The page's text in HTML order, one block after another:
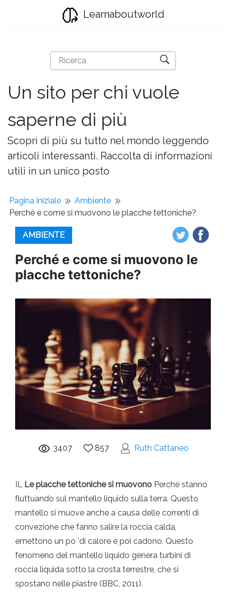
Learnaboutworld
Un sito per chi vuole
saperne di più
Scopri di più su tutto nel mondo leggendo
articoli interessanti. Raccolta di informazioni
utili in un unico posto
Pagina iniziale
Ambiente
Perché e come si muovono le placche tettoniche?
AMBIENTE
Perché e come si muovono le
placche tettoniche?
3407 857 Ruth Cattaneo
IL Le placche tettoniche si muovono Perché stanno
fluttuando sul mantello liquido sulla terra. Questo
mantello si muove anche a causa delle correnti di
convezione che fanno salire la roccia calda,
emettono un po 'di calore e poi cadono. Questo
fenomeno del mantello liquido genera turbini di
roccia liquida sotto la crosta terrestre, che si
spostano nelle piastre (BBC, 2011).